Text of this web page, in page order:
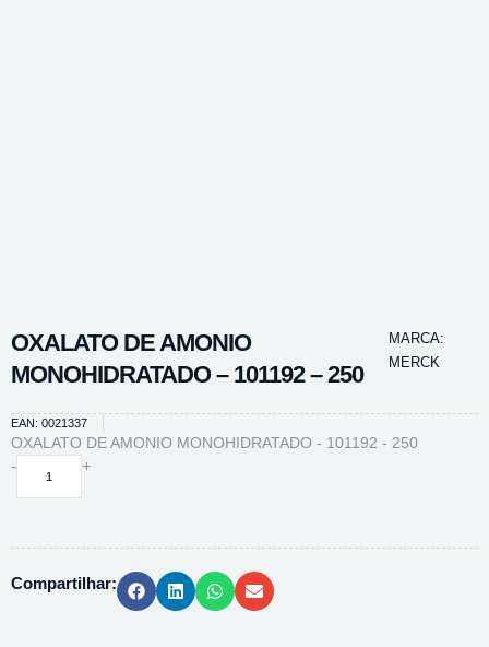
OXALATO DE AMONIO
MONOHIDRATADO – 101192 – 250
MARCA:
MERCK
EAN: 0021337
OXALATO DE AMONIO MONOHIDRATADO - 101192 - 250
-
OXALATO
101192
+
Compartilhar: